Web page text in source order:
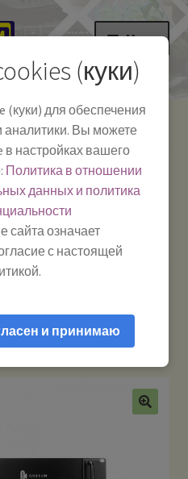
Меню
-
Телефон:+7-
391-249-1040
Тел.|WA|Telegram:
+79029904090
Quesum R-8900 UHF —
/ Analog ретранслятор
(куки)
(куки) для обеспечения
аналитики. Вы можете
в настройках вашего
Политика в отношении
данных и политика
сайта означает
с настоящей
и принимаю